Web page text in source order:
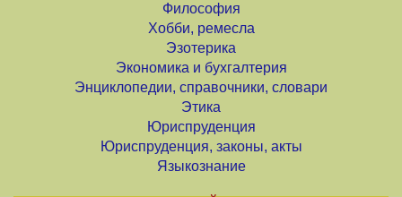
Философия
Хобби, ремесла
Эзотерика
Экономика и бухгалтерия
Энциклопедии, справочники, словари
Этика
Юриспруденция
Юриспруденция, законы, акты
Языкознание